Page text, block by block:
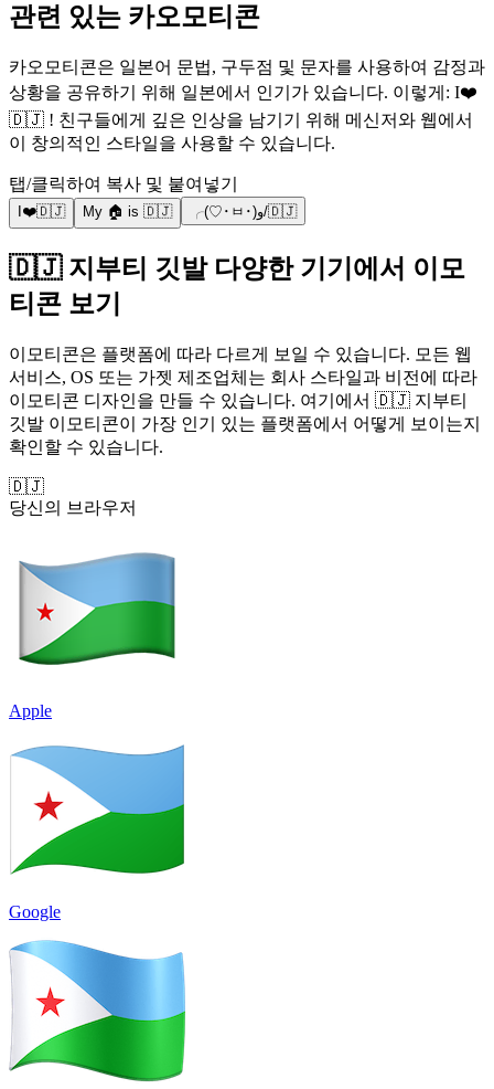
관련 있는 카오모티콘
카오모티콘은 일본어 문법, 구두점 및 문자를 사용하여 감정과
상황을 공유하기 위해 일본에서 인기가 있습니다. 이렇게: I❤️
🇩🇯 ! 친구들에게 깊은 인상을 남기기 위해 메신저와 웹에서
이 창의적인 스타일을 사용할 수 있습니다.
탭/클릭하여 복사 및 붙여넣기
I❤️🇩🇯 My 🏠 is 🇩🇯 ╭(♡･ㅂ･)و/🇩🇯
🇩🇯 지부티 깃발 다양한 기기에서 이모
티콘 보기
이모티콘은 플랫폼에 따라 다르게 보일 수 있습니다. 모든 웹
서비스, OS 또는 가젯 제조업체는 회사 스타일과 비전에 따라
이모티콘 디자인을 만들 수 있습니다. 여기에서 🇩🇯 지부티
깃발 이모티콘이 가장 인기 있는 플랫폼에서 어떻게 보이는지
확인할 수 있습니다.
🇩🇯
당신의 브라우저
Apple
Google